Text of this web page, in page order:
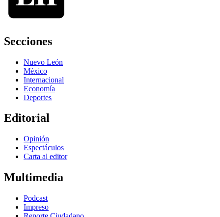
Secciones
Nuevo León
México
Internacional
Economía
Deportes
Editorial
Opinión
Espectáculos
Carta al editor
Multimedia
Podcast
Impreso